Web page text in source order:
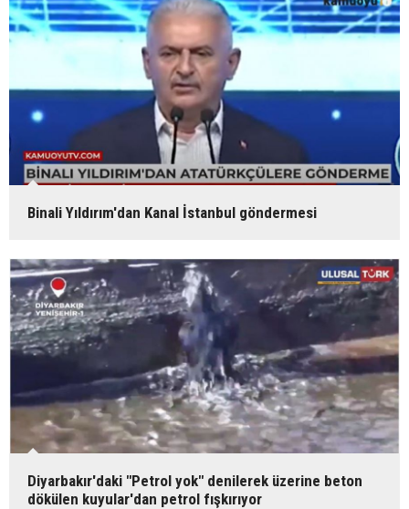
Binali Yıldırım'dan Kanal İstanbul göndermesi
Diyarbakır'daki "Petrol yok" denilerek üzerine beton
dökülen kuyular'dan petrol fışkırıyor